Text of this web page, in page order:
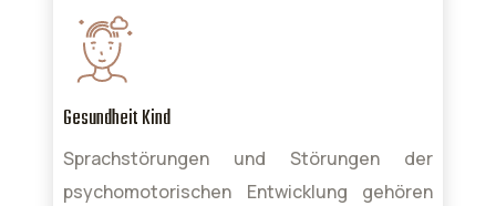
Gesundheit Kind
Sprachstörungen und Störungen der
psychomotorischen Entwicklung gehören